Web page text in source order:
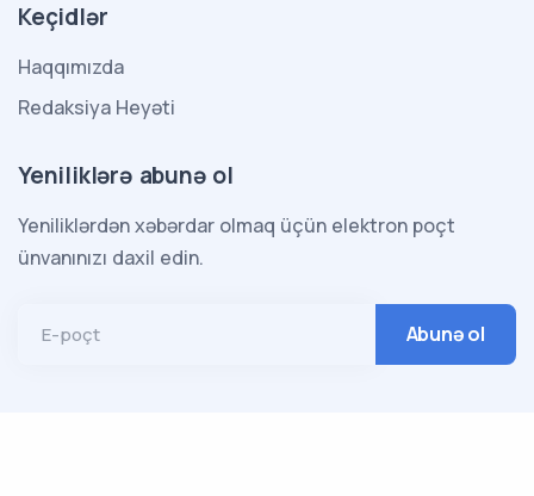
Keçidlər
Haqqımızda
Redaksiya Heyəti
Yeniliklərə abunə ol
Yeniliklərdən xəbərdar olmaq üçün elektron poçt
ünvanınızı daxil edin.
E-poçt